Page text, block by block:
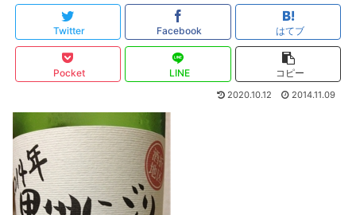
Twitter Facebook はてブ
Pocket LINE コピー
2020.10.12 2014.11.09